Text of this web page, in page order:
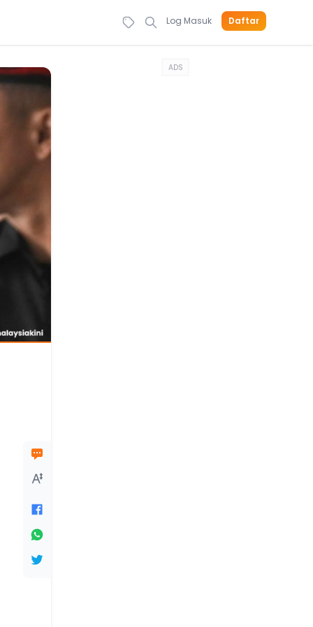
Log Masuk Daftar
ADS